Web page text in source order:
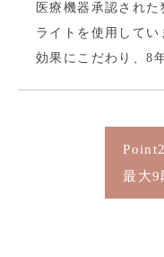
医療機器承認され
ライトを使用して
効果にこだわり、8
Point2
最大9